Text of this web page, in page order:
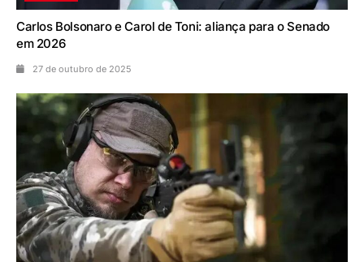
Carlos Bolsonaro e Carol de Toni: aliança para o Senado
em 2026
27 de outubro de 2025